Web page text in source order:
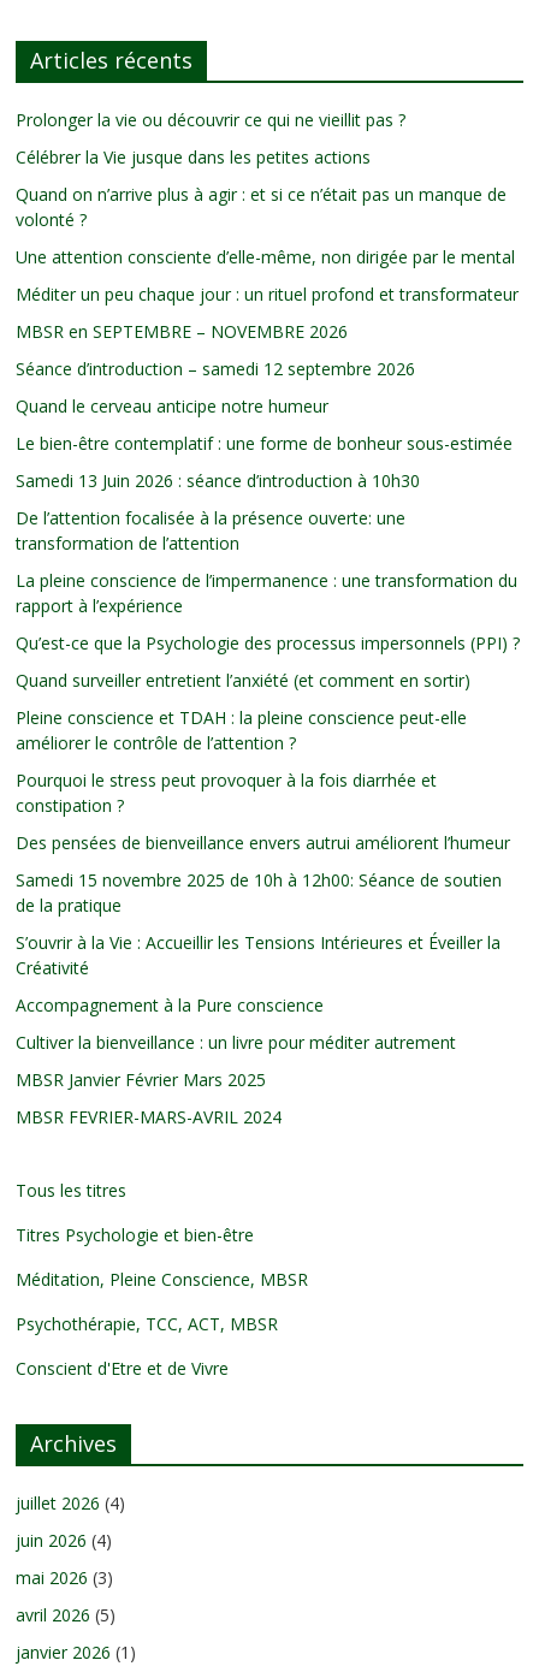
Articles récents
Prolonger la vie ou découvrir ce qui ne vieillit pas ?
Célébrer la Vie jusque dans les petites actions
Quand on n’arrive plus à agir : et si ce n’était pas un manque de
volonté ?
Une attention consciente d’elle-même, non dirigée par le mental
Méditer un peu chaque jour : un rituel profond et transformateur
MBSR en SEPTEMBRE – NOVEMBRE 2026
Séance d’introduction – samedi 12 septembre 2026
Quand le cerveau anticipe notre humeur
Le bien-être contemplatif : une forme de bonheur sous-estimée
Samedi 13 Juin 2026 : séance d’introduction à 10h30
De l’attention focalisée à la présence ouverte: une
transformation de l’attention
La pleine conscience de l’impermanence : une transformation du
rapport à l’expérience
Qu’est-ce que la Psychologie des processus impersonnels (PPI) ?
Quand surveiller entretient l’anxiété (et comment en sortir)
Pleine conscience et TDAH : la pleine conscience peut-elle
améliorer le contrôle de l’attention ?
Pourquoi le stress peut provoquer à la fois diarrhée et
constipation ?
Des pensées de bienveillance envers autrui améliorent l’humeur
Samedi 15 novembre 2025 de 10h à 12h00: Séance de soutien
de la pratique
S’ouvrir à la Vie : Accueillir les Tensions Intérieures et Éveiller la
Créativité
Accompagnement à la Pure conscience
Cultiver la bienveillance : un livre pour méditer autrement
MBSR Janvier Février Mars 2025
MBSR FEVRIER-MARS-AVRIL 2024
Tous les titres
Titres Psychologie et bien-être
Méditation, Pleine Conscience, MBSR
Psychothérapie, TCC, ACT, MBSR
Conscient d'Etre et de Vivre
Archives
juillet 2026 (4)
juin 2026 (4)
mai 2026 (3)
avril 2026 (5)
janvier 2026 (1)